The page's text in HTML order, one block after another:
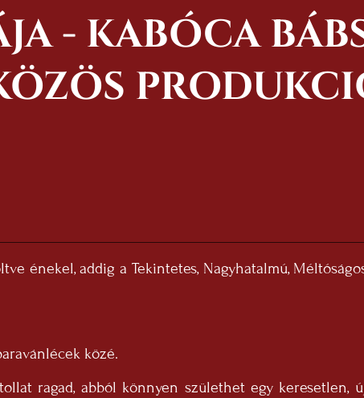
- KABÓCA
énekel, addig a Tekintetes, Nagyhatalmú,
közé.
ragad, abból könnyen születhet egy keresetlen,